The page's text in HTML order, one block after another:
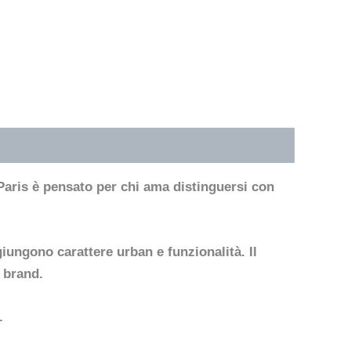
è pensato per chi ama distinguersi con
carattere urban e funzionalità. Il